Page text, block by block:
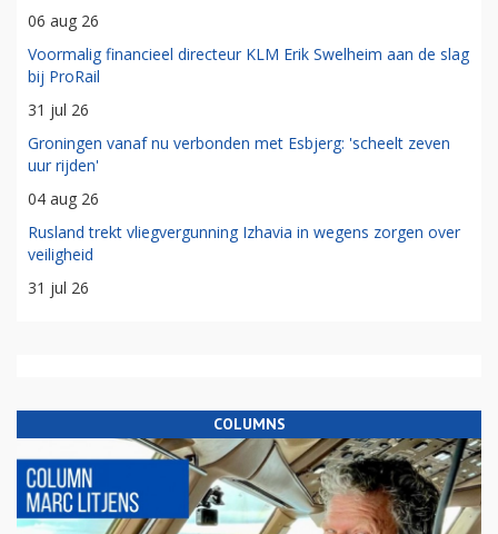
06 aug 26
Voormalig financieel directeur KLM Erik Swelheim aan de slag
bij ProRail
31 jul 26
Groningen vanaf nu verbonden met Esbjerg: 'scheelt zeven
uur rijden'
04 aug 26
Rusland trekt vliegvergunning Izhavia in wegens zorgen over
veiligheid
31 jul 26
COLUMNS